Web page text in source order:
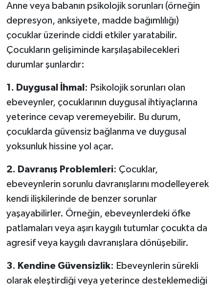
Anne veya babanın psikolojik sorunları (örneğin
depresyon, anksiyete, madde bağımlılığı)
çocuklar üzerinde ciddi etkiler yaratabilir.
Çocukların gelişiminde karşılaşabilecekleri
durumlar şunlardır:
1. Duygusal İhmal : Psikolojik sorunları olan
ebeveynler, çocuklarının duygusal ihtiyaçlarına
yeterince cevap veremeyebilir. Bu durum,
çocuklarda güvensiz bağlanma ve duygusal
yoksunluk hissine yol açar.
2. Davranış Problemleri: Çocuklar,
ebeveynlerin sorunlu davranışlarını modelleyerek
kendi ilişkilerinde de benzer sorunlar
yaşayabilirler. Örneğin, ebeveynlerdeki öfke
patlamaları veya aşırı kaygılı tutumlar çocukta da
agresif veya kaygılı davranışlara dönüşebilir.
3. Kendine Güvensizlik: Ebeveynlerin sürekli
olarak eleştirdiği veya yeterince desteklemediği